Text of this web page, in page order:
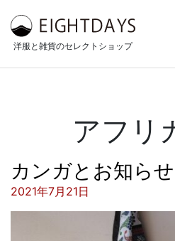
洋服と雑貨のセレクトショップ
アフリ
カンガとお知らせ
投稿日:
2021年7月21日